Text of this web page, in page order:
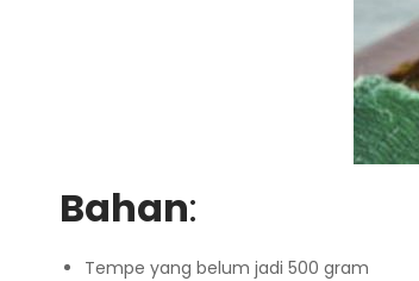
Bahan:
Tempe yang belum jadi 500 gram